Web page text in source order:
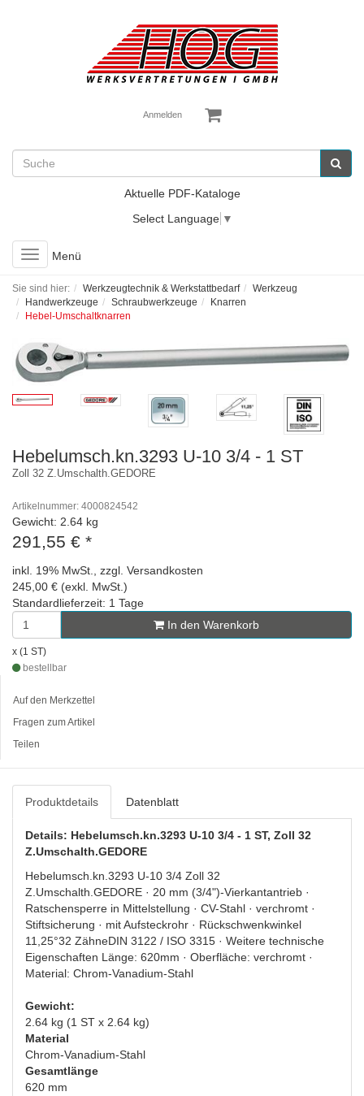
Anmelden
Aktuelle PDF-Kataloge
Select Language ▼
Toggle
navigation
Menü
Sie sind hier: Werkzeugtechnik & Werkstattbedarf
Werkzeug
Handwerkzeuge
Schraubwerkzeuge
Knarren
Hebel-Umschaltknarren
Hebelumsch.kn.3293 U-10 3/4 - 1 ST
Zoll 32 Z.Umschalth.GEDORE
Artikelnummer: 4000824542
Gewicht: 2.64 kg
291,55 € *
inkl. 19% MwSt., zzgl. Versandkosten
245,00 € (exkl. MwSt.)
Standardlieferzeit: 1 Tage
In den Warenkorb
x (1 ST)
bestellbar
Auf den Merkzettel
Fragen zum Artikel
Teilen
Produktdetails Datenblatt
Details: Hebelumsch.kn.3293 U-10 3/4 - 1 ST, Zoll 32
Z.Umschalth.GEDORE
Hebelumsch.kn.3293 U-10 3/4 Zoll 32
Z.Umschalth.GEDORE · 20 mm (3/4")-Vierkantantrieb ·
Ratschensperre in Mittelstellung · CV-Stahl · verchromt ·
Stiftsicherung · mit Aufsteckrohr · Rückschwenkwinkel
11,25°32 ZähneDIN 3122 / ISO 3315 · Weitere technische
Eigenschaften Länge: 620mm · Oberfläche: verchromt ·
Material: Chrom-Vanadium-Stahl
Gewicht:
2.64 kg (1 ST x 2.64 kg)
Material
Chrom-Vanadium-Stahl
Gesamtlänge
620 mm